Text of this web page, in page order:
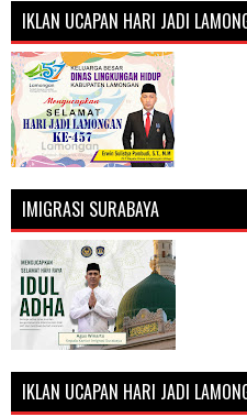
IKLAN UCAPAN HARI JADI
IMIGRASI SURABAYA
IKLAN UCAPAN HARI JADI